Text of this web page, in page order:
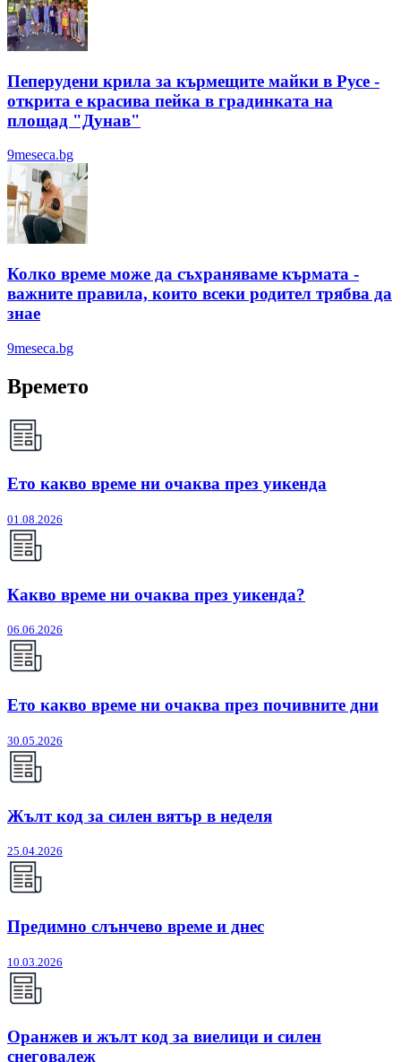
Пеперудени крила за кърмещите майки в Русе -
открита е красива пейка в градинката на
площад "Дунав"
9meseca.bg
Колко време може да съхраняваме кърмата -
важните правила, които всеки родител трябва да
знае
9meseca.bg
Времето
Ето какво време ни очаква през уикенда
01.08.2026
Какво време ни очаква през уикенда?
06.06.2026
Ето какво време ни очаква през почивните дни
30.05.2026
Жълт код за силен вятър в неделя
25.04.2026
Предимно слънчево време и днес
10.03.2026
Оранжев и жълт код за виелици и силен
снеговалеж